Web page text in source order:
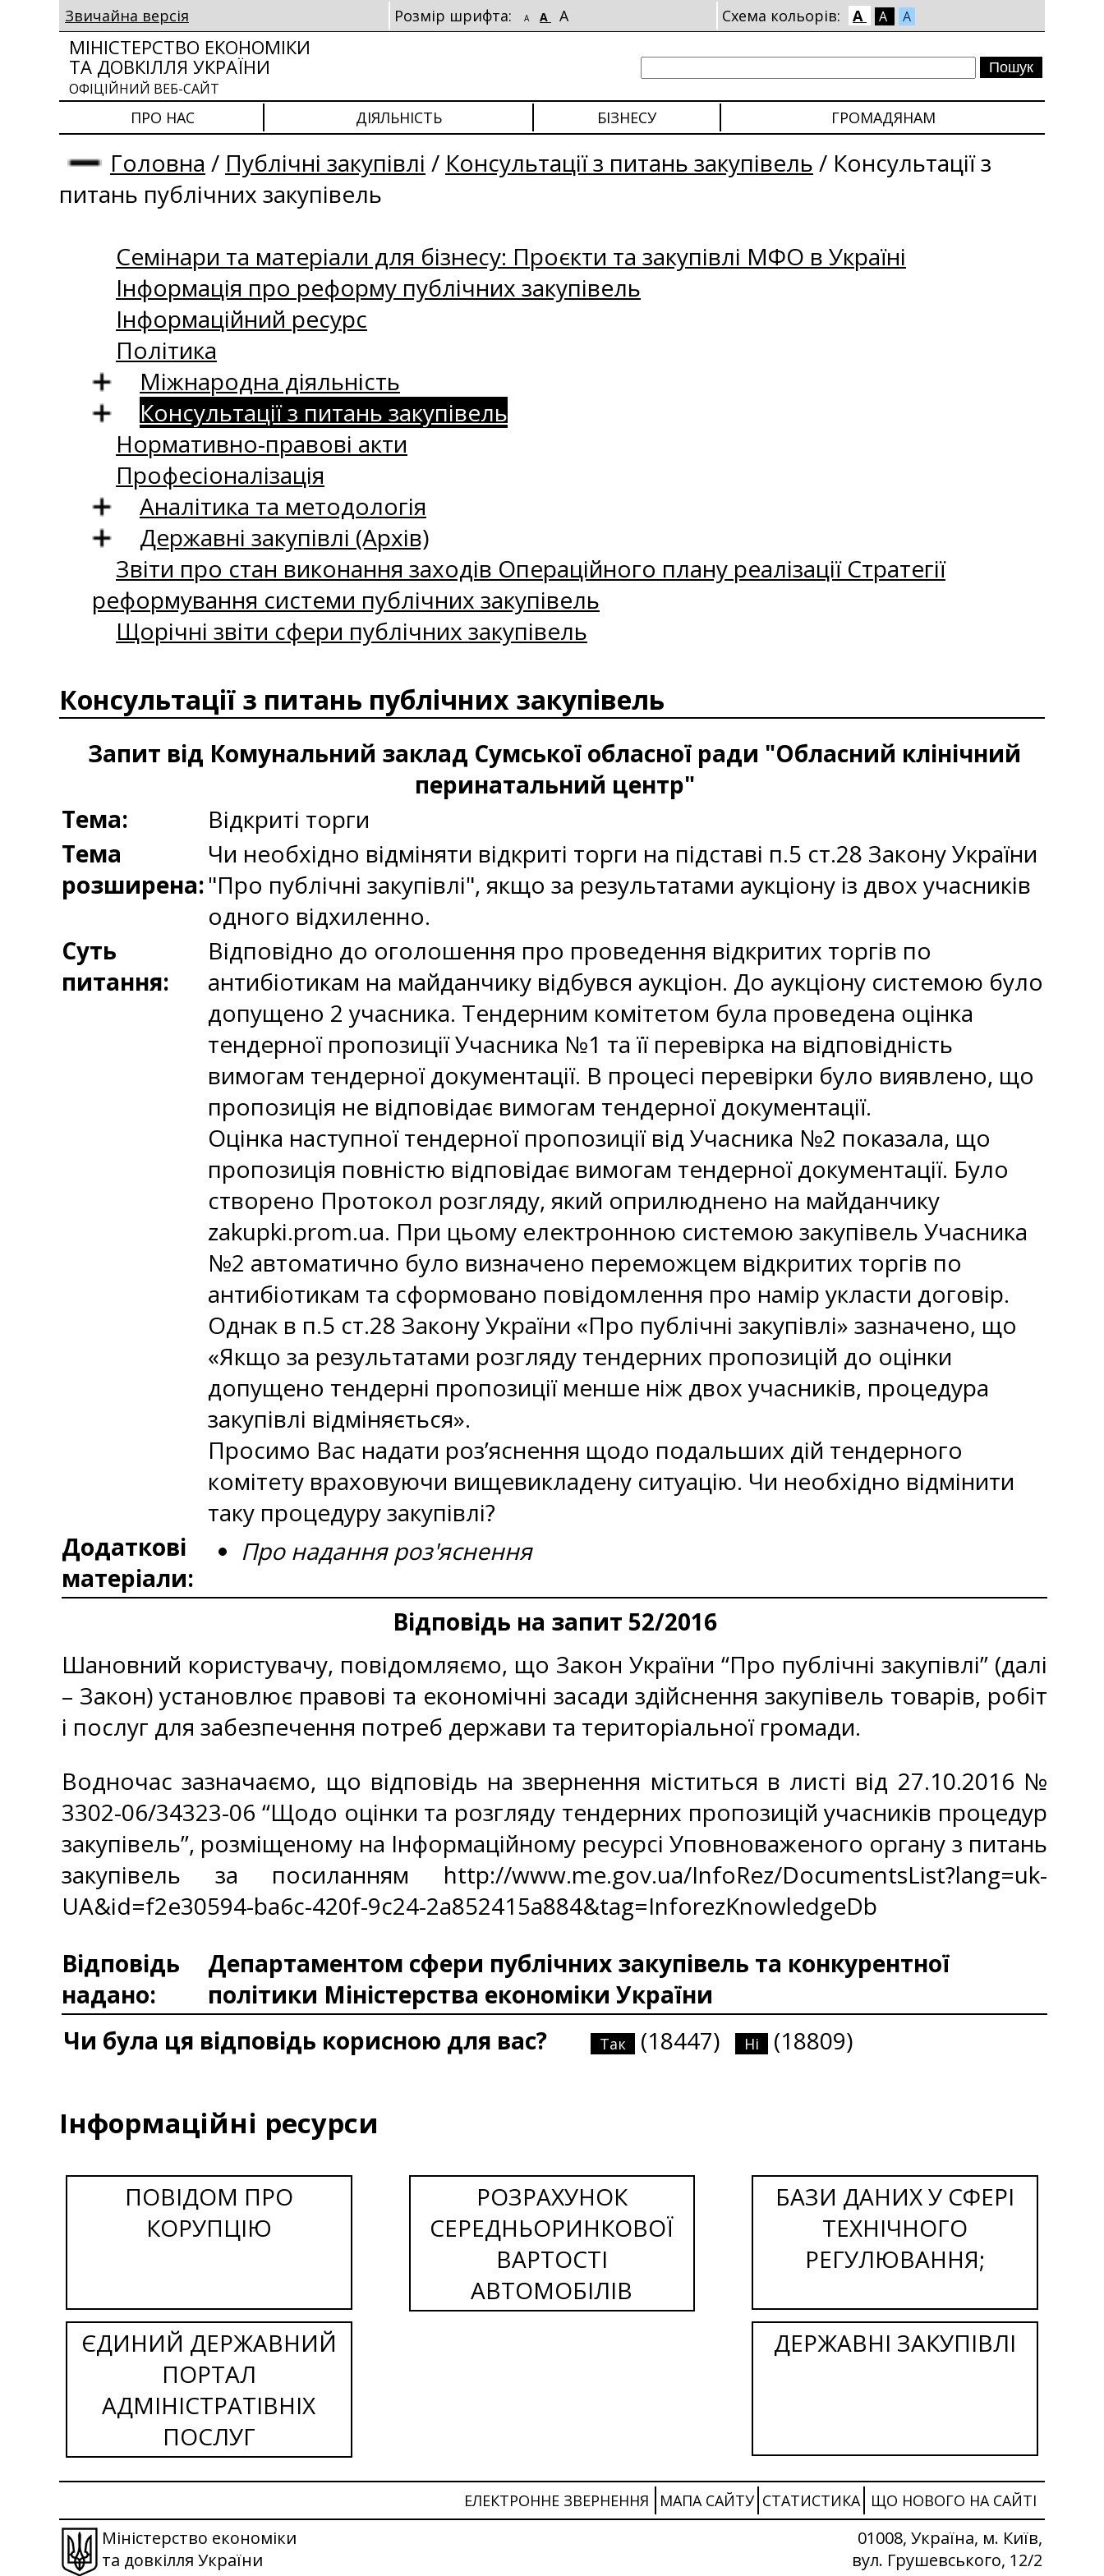
Звичайна версія Розмір шрифта: A A A Схема кольорів: A A A
МІНІСТЕРСТВО ЕКОНОМІКИ
ТА ДОВКІЛЛЯ УКРАЇНИ
ОФІЦІЙНИЙ ВЕБ-САЙТ
ПРО НАС ДІЯЛЬНІСТЬ БІЗНЕСУ ГРОМАДЯНАМ
Головна / Публічні закупівлі / Консультації з питань закупівель / Консультації з
питань публічних закупівель
Семінари та матеріали для бізнесу: Проєкти та закупівлі МФО в Україні
Інформація про реформу публічних закупівель
Інформаційний ресурс
Політика
Міжнародна діяльність
Консультації з питань закупівель
Нормативно-правові акти
Професіоналізація
Аналітика та методологія
Державні закупівлі (Архів)
Звіти про стан виконання заходів Операційного плану реалізації Стратегії
реформування системи публічних закупівель
Щорічні звіти сфери публічних закупівель
Консультації з питань публічних закупівель
Запит від Комунальний заклад Сумської обласної ради "Обласний клінічний
перинатальний центр"
Тема:
Відкриті торги
Тема
розширена:
Чи необхідно відміняти відкриті торги на підставі п.5 ст.28 Закону України
"Про публічні закупівлі", якщо за результатами аукціону із двох учасників
одного відхиленно.
Суть
питання:
Відповідно до оголошення про проведення відкритих торгів по
антибіотикам на майданчику відбувся аукціон. До аукціону системою було
допущено 2 учасника. Тендерним комітетом була проведена оцінка
тендерної пропозиції Учасника №1 та її перевірка на відповідність
вимогам тендерної документації. В процесі перевірки було виявлено, що
пропозиція не відповідає вимогам тендерної документації.
Оцінка наступної тендерної пропозиції від Учасника №2 показала, що
пропозиція повністю відповідає вимогам тендерної документації. Було
створено Протокол розгляду, який оприлюднено на майданчику
zakupki.prom.ua. При цьому електронною системою закупівель Учасника
№2 автоматично було визначено переможцем відкритих торгів по
антибіотикам та сформовано повідомлення про намір укласти договір.
Однак в п.5 ст.28 Закону України «Про публічні закупівлі» зазначено, що
«Якщо за результатами розгляду тендерних пропозицій до оцінки
допущено тендерні пропозиції менше ніж двох учасників, процедура
закупівлі відміняється».
Просимо Вас надати роз’яснення щодо подальших дій тендерного
комітету враховуючи вищевикладену ситуацію. Чи необхідно відмінити
таку процедуру закупівлі?
Додаткові
матеріали:
Про надання роз'яснення
Відповідь на запит 52/2016
Шановний користувачу, повідомляємо, що Закон України “Про публічні закупівлі” (далі
– Закон) установлює правові та економічні засади здійснення закупівель товарів, робіт
і послуг для забезпечення потреб держави та територіальної громади.
Водночас зазначаємо, що відповідь на звернення міститься в листі від 27.10.2016 №
3302-06/34323-06 “Щодо оцінки та розгляду тендерних пропозицій учасників процедур
закупівель”, розміщеному на Інформаційному ресурсі Уповноваженого органу з питань
закупівель за посиланням http://www.me.gov.ua/InfoRez/DocumentsList?lang=uk-
UA&id=f2e30594-ba6c-420f-9c24-2a852415a884&tag=InforezKnowledgeDb
Відповідь
надано:
Департаментом сфери публічних закупівель та конкурентної
політики Міністерства економіки України
Чи була ця відповідь корисною для вас?
Так (18447) Ні (18809)
Інформаційні ресурси
ПОВІДОМ ПРО
КОРУПЦІЮ
РОЗРАХУНОК
СЕРЕДНЬОРИНКОВОЇ
ВАРТОСТІ
АВТОМОБІЛІВ
БАЗИ ДАНИХ У СФЕРІ
ТЕХНІЧНОГО
РЕГУЛЮВАННЯ;
ЄДИНИЙ ДЕРЖАВНИЙ
ПОРТАЛ
АДМІНІСТРАТІВНІХ
ПОСЛУГ
ДЕРЖАВНІ ЗАКУПІВЛІ
ЕЛЕКТРОННЕ ЗВЕРНЕННЯ МАПА САЙТУ СТАТИСТИКА ЩО НОВОГО НА САЙТІ
Міністерство економіки
та довкілля України
01008, Україна, м. Київ,
вул. Грушевського, 12/2